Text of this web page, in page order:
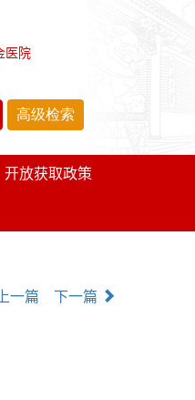
医院
开放获取政策
上一篇 下一篇